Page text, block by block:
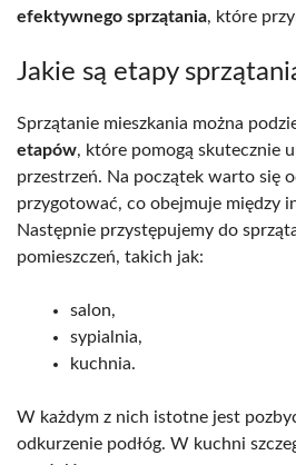
efektywnego sprzątania, które
Jakie są etapy
Sprzątanie mieszkania można
etapów, które pomogą skutecznie
przestrzeń. Na początek warto się
przygotować, co obejmuje między
Następnie przystępujemy do
pomieszczeń, takich jak:
salon,
sypialnia,
kuchnia.
W każdym z nich istotne jest
odkurzenie podłóg. W kuchni